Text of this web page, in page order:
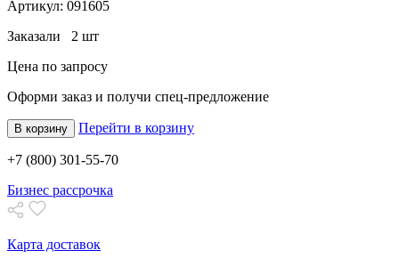
Артикул: 091605
Заказали 2 шт
Цена по запросу
Оформи заказ и получи спец-предложение
В корзину Перейти в корзину
+7 (800) 301-55-70
Бизнес рассрочка
Карта доставок